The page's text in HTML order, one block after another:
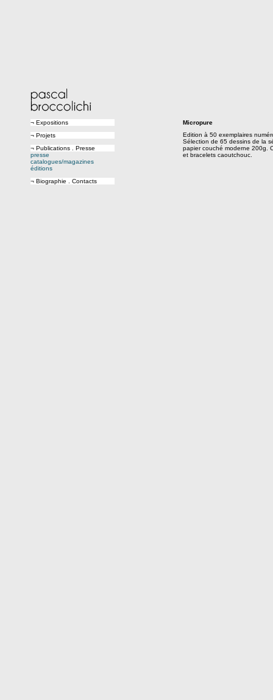
¬ Expositions
¬ Projets
¬ Publications . Presse
presse
catalogues/magazines
éditions
¬ Biographie . Contacts
Micropure
Edition à 50 exemplaires
Sélection de 65 dessins de la
papier couché moderne 200g.
et bracelets caoutchouc.